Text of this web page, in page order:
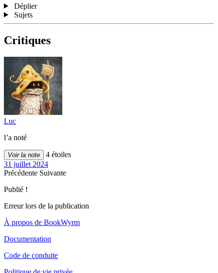
Déplier
Sujets
Critiques
Luc
l’a noté
Voir la note
4 étoiles
31 juillet 2024
Précédente Suivante
Publié !
Erreur lors de la publication
À propos de BookWyrm
Documentation
Code de conduite